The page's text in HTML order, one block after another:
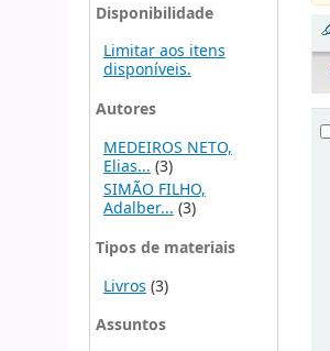
Disponibilidade
Limitar aos itens
disponíveis.
Autores
MEDEIROS NETO,
Elias... (3)
SIMÃO FILHO,
Adalber...(3)
Tipos de materiais
Livros (3)
Assuntos